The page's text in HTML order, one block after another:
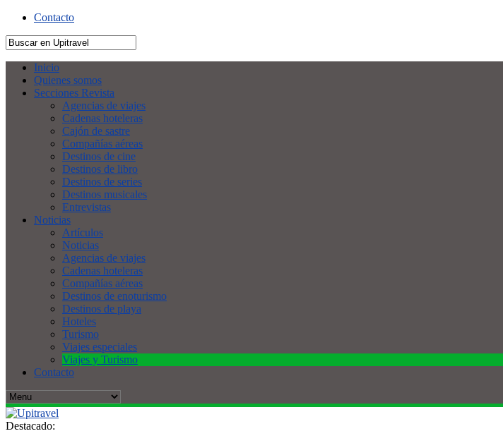
Contacto
Inicio
Quienes somos
Secciones Revista
Agencias de viajes
Cadenas hoteleras
Cajón de sastre
Compañías aéreas
Destinos de cine
Destinos de libro
Destinos de series
Destinos musicales
Entrevistas
Noticias
Artículos
Noticias
Agencias de viajes
Cadenas hoteleras
Compañías aéreas
Destinos de enoturismo
Destinos de playa
Hoteles
Turismo
Viajes especiales
Viajes y Turismo
Contacto
Destacado: